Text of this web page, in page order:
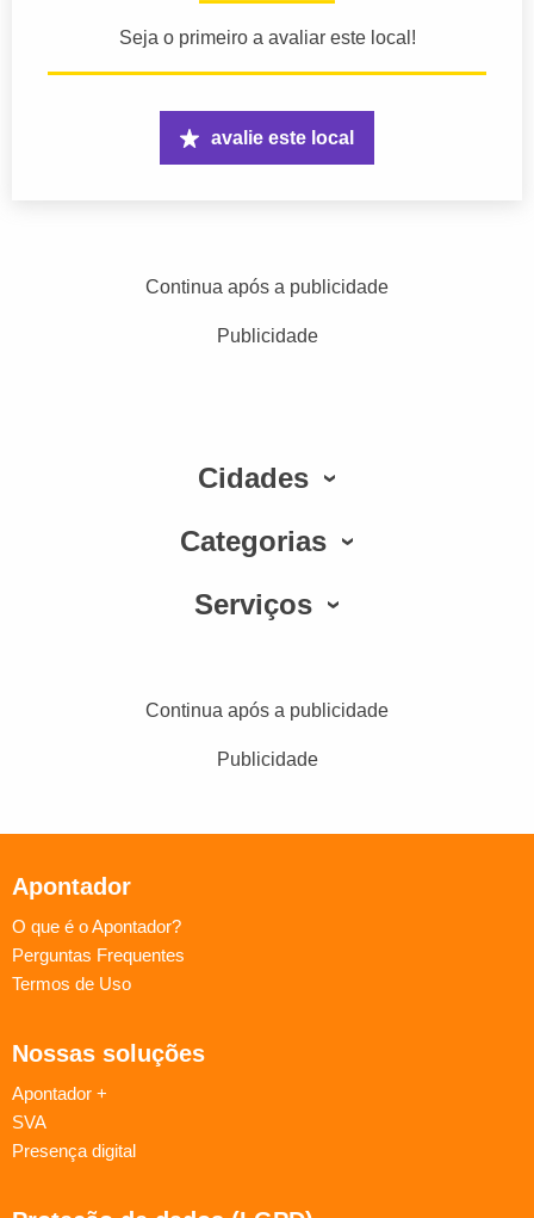
Seja o primeiro a avaliar este local!
avalie este local
Continua após a publicidade
Publicidade
Cidades
Categorias
Serviços
Continua após a publicidade
Publicidade
Apontador
O que é o Apontador?
Perguntas Frequentes
Termos de Uso
Nossas soluções
Apontador +
SVA
Presença digital